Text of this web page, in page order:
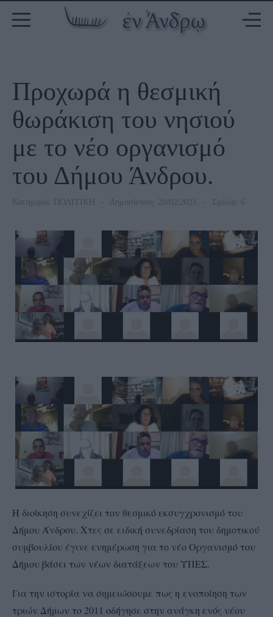
Προχωρά η θεσμική
θωράκιση του νησιού
με το νέο οργανισμό
του Δήμου Άνδρου.
Κατηγορία: ΠΟΛΙΤΙΚΗ Δημοσίευση: 20/02/2021 Σχόλια: 6
Η διοίκηση συνεχίζει τον θεσμικό εκσυγχρονισμό του
Δήμου Άνδρου. Χτες σε ειδική συνεδρίαση του δημοτικού
συμβουλίου έγινε ενημέρωση για το νέο Οργανισμό του
Δήμου βάσει των νέων διατάξεων του ΥΠΕΣ.
Για την ιστορία να σημειώσουμε πως η ενοποίηση των
τριών Δήμων το 2011 οδήγησε στην ανάγκη ενός νέου